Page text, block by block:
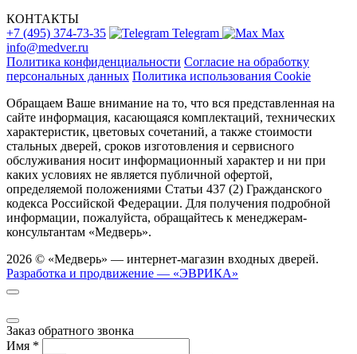
КОНТАКТЫ
+7 (495) 374-73-35
Telegram
Max
info@medver.ru
Политика конфиденциальности Согласие на обработку
персональных данных Политика использования Cookie
Обращаем Ваше внимание на то, что вся представленная на
сайте информация, касающаяся комплектаций, технических
характеристик, цветовых сочетаний, а также стоимости
стальных дверей, сроков изготовления и сервисного
обслуживания носит информационный характер и ни при
каких условиях не является публичной офертой,
определяемой положениями Статьи 437 (2) Гражданского
кодекса Российской Федерации. Для получения подробной
информации, пожалуйста, обращайтесь к менеджерам-
консультантам «Медверь».
2026 © «Медверь» — интернет-магазин входных дверей.
Разработка и продвижение — «ЭВРИКА»
Заказ обратного звонка
Имя *